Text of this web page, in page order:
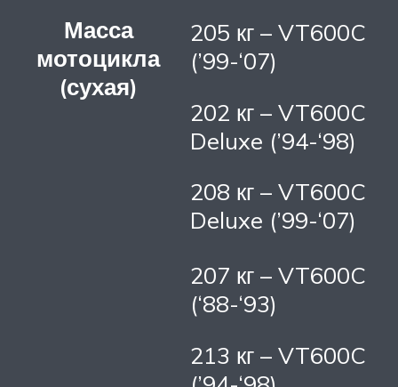
Масса
мотоцикла
(сухая)
205 кг – VT600C
(’99-‘07)
202 кг – VT600C
Deluxe (’94-‘98)
208 кг – VT600C
Deluxe (’99-‘07)
207 кг – VT600C
(‘88-‘93)
213 кг – VT600C